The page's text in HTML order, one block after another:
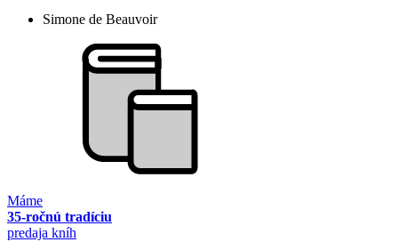
Simone de Beauvoir
Máme
35-ročnú tradíciu
predaja kníh